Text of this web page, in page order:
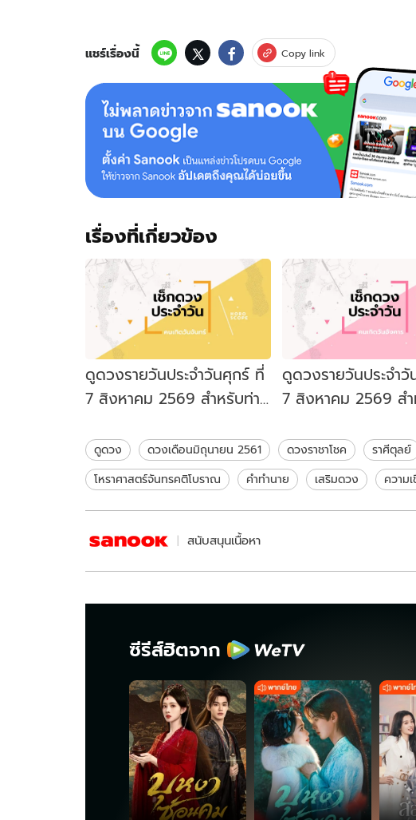
แชร์เรื่องนี้ Copy link
เรื่องที่เกี่ยวข้อง
ดูดวงรายวันประจำวันศุกร์ ที่
7 สิงหาคม 2569 สำหรับท่าน
ดูดวงรายวันประจำ
7 สิงหาคม 2569 ส
ดูดวง ดวงเดือนมิถุนายน 2561 ดวงราชาโชค ราศีตุลย์
โหราศาสตร์จันทรคติโบราณ
คำทำนาย เสริมดวง ความ
สนับสนุนเนื้อหา
ซีรีส์ฮิตจาก